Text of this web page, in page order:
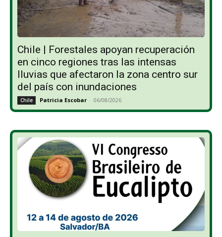
Chile | Forestales apoyan recuperación
en cinco regiones tras las intensas
lluvias que afectaron la zona centro sur
del país con inundaciones
Chile Patricia Escobar - 06/08/2026